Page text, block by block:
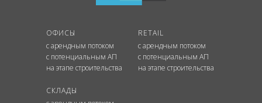
ОФИСЫ
с арендным потоком
с потенциальным АП
на этапе строительства
RETAIL
с арендным потоком
с потенциальным АП
на этапе строительства
СКЛАДЫ